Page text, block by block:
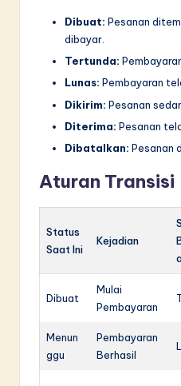
Dibuat: Pesanan
dibayar.
Tertunda:
Lunas: Pembayaran
Dikirim: Pesanan
Diterima: Pesanan
Dibatalkan: Pesanan
Aturan Transisi
Status
Saat Ini
Kejadian
Dibuat
Mulai
Pembayaran
Menun
ggu
Pembayaran
Berhasil